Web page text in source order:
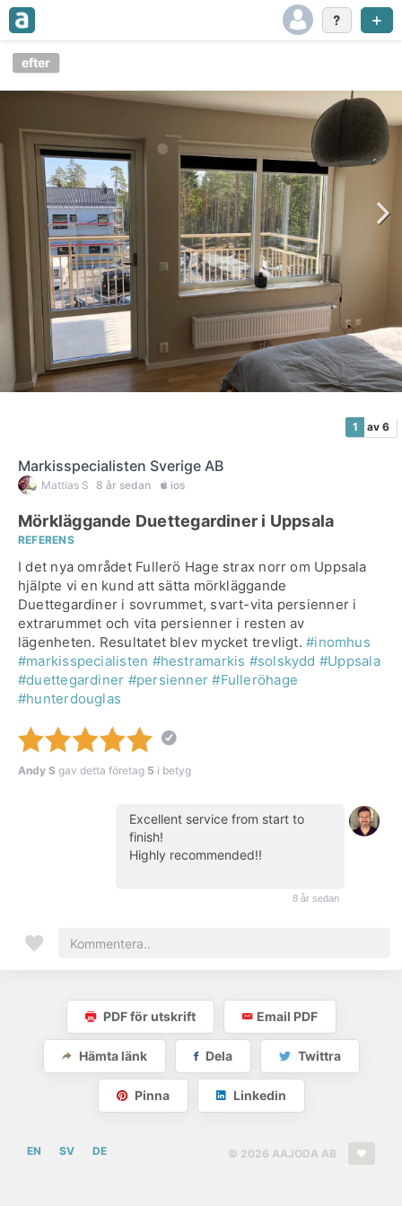
efter
1 av 6
Markisspecialisten Sverige AB
Mattias S 8 år sedan ios
Mörkläggande Duettegardiner i Uppsala
REFERENS
I det nya området Fullerö Hage strax norr om Uppsala
hjälpte vi en kund att sätta mörkläggande
Duettegardiner i sovrummet, svart-vita persienner i
extrarummet och vita persienner i resten av
lägenheten. Resultatet blev mycket trevligt.#inomhus
#markisspecialisten #hestramarkis #solskydd #Uppsala
#duettegardiner #persienner #Fulleröhage
#hunterdouglas
Andy S gav detta företag 5 i betyg
Excellent service from start to
finish!
Highly recommended!!
8 år sedan
PDF för utskrift Email PDF
Hämta länk Dela Twittra
Pinna Linkedin
© 2026 AAJODA AB
EN SV DE